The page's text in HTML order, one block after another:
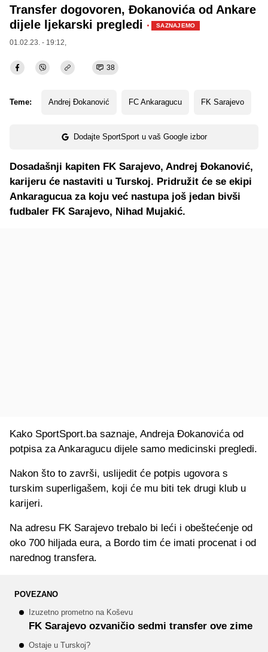
Transfer dogovoren, Đokanovića od Ankare
dijele ljekarski pregledi · SAZNAJEMO
01.02.23. - 19:12,
38
Teme: Andrej Đokanović FC Ankaragucu FK Sarajevo
Dodajte SportSport u vaš Google izbor
Dosadašnji kapiten FK Sarajevo, Andrej Đokanović,
karijeru će nastaviti u Turskoj. Pridružit će se ekipi
Ankaragucua za koju već nastupa još jedan bivši
fudbaler FK Sarajevo, Nihad Mujakić.
Kako SportSport.ba saznaje, Andreja Đokanovića od
potpisa za Ankaragucu dijele samo medicinski pregledi.
Nakon što to završi, uslijedit će potpis ugovora s
turskim superligašem, koji će mu biti tek drugi klub u
karijeri.
Na adresu FK Sarajevo trebalo bi leći i obeštećenje od
oko 700 hiljada eura, a Bordo tim će imati procenat i od
narednog transfera.
POVEZANO
Izuzetno prometno na Koševu
FK Sarajevo ozvaničio sedmi transfer ove zime
Ostaje u Turskoj?